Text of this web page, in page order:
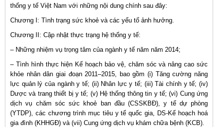
thống y tế Việt Nam với những nội dung chính sau đây:
Chương I: Tình trạng sức khoẻ và các yếu tố ảnh hưởng.
Chương II: Cập nhật thực trạng hệ thống y tế:
– Những nhiệm vụ trọng tâm của ngành y tế năm năm 2014;
– Tình hình thực hiện Kế hoạch bảo vệ, chăm sóc và nâng cao sức
khỏe nhân dân giai đoạn 2011–2015, bao gồm (i) Tăng cường năng
lực quản lý của ngành y tế; (ii) Nhân lực y tế; (iii) Tài chính y tế; (iv)
Dược và trang thiết bị y tế; (v) Hệ thống thông tin y tế; (vi) Cung ứng
dịch vụ chăm sóc sức khoẻ ban đầu (CSSKBĐ), y tế dự phòng
(YTDP), các chương trình mục tiêu y tế quốc gia, DS-Kế hoạch hoá
gia đình (KHHGĐ) và (vii) Cung ứng dịch vụ khám chữa bệnh (KCB).